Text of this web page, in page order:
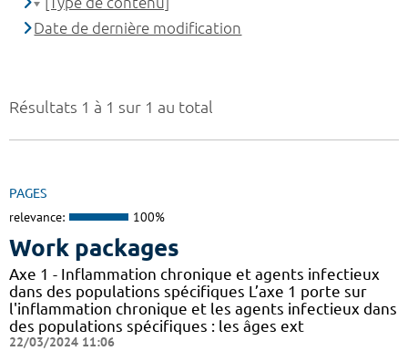
Résultats 1 à 1 sur 1 au total
PAGES
relevance: 100%
Work packages
Axe 1 - Inflammation chronique et agents infectieux
dans des populations spécifiques L’axe 1 porte sur
l'inflammation chronique et les agents infectieux dans
des populations spécifiques : les âges ext
22/03/2024 11:06
Date de dernière modification